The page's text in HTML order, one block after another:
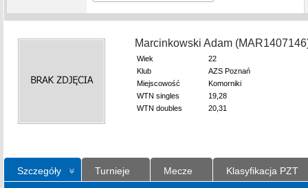
Marcinkowski Adam
Wiek
22
Klub
AZS Poznań
Miejscowość
Komorniki
WTN singles
19,28
WTN doubles
20,31
Szczegóły Turnieje Mecze Klasyfikacja PZT